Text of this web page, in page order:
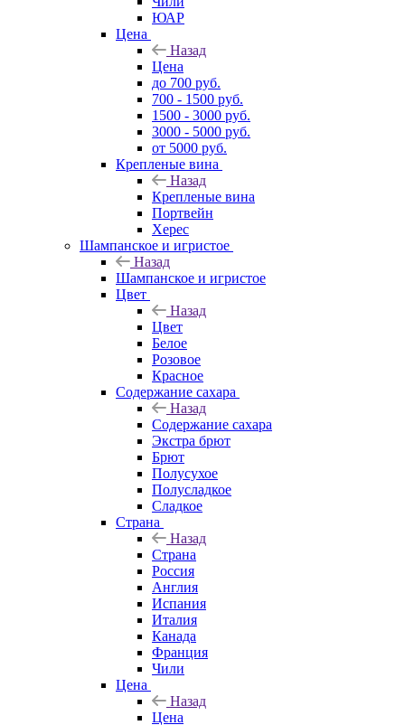
ЮАР
Цена
Назад
Цена
до 700 руб.
700 - 1500 руб.
1500 - 3000 руб.
3000 - 5000 руб.
от 5000 руб.
Крепленые вина
Назад
Крепленые вина
Портвейн
Херес
Шампанское и игристое
Назад
Шампанское и игристое
Цвет
Назад
Цвет
Белое
Розовое
Красное
Содержание сахара
Назад
Содержание сахара
Экстра брют
Брют
Полусухое
Полусладкое
Сладкое
Страна
Назад
Страна
Россия
Англия
Испания
Италия
Канада
Франция
Чили
Цена
Назад
Цена